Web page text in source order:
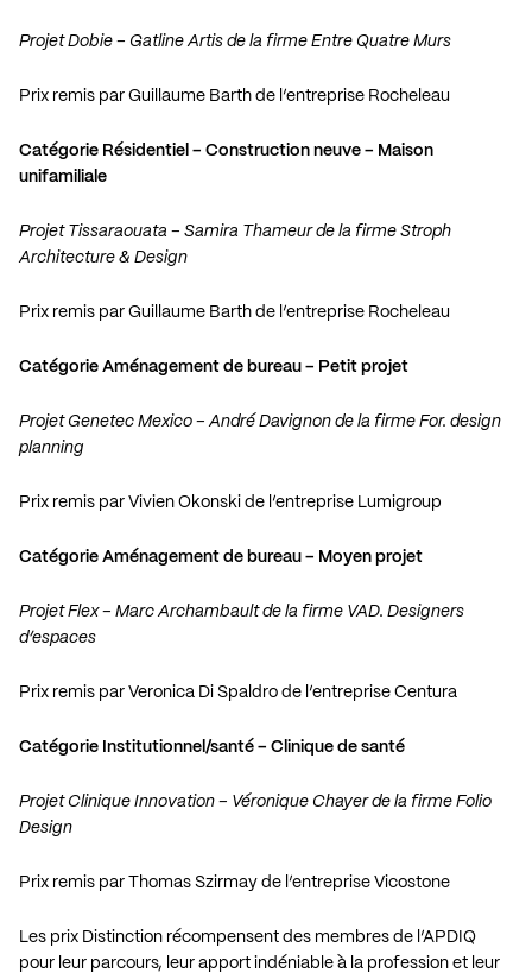
Projet Dobie – Gatline Artis de la firme Entre Quatre Murs
Prix remis par Guillaume Barth de l’entreprise Rocheleau
Catégorie Résidentiel – Construction neuve – Maison
unifamiliale
Projet Tissaraouata – Samira Thameur de la firme Stroph
Architecture & Design
Prix remis par Guillaume Barth de l’entreprise Rocheleau
Catégorie Aménagement de bureau – Petit projet
Projet Genetec Mexico – André Davignon de la firme For. design
planning
Prix remis par Vivien Okonski de l’entreprise Lumigroup
Catégorie Aménagement de bureau – Moyen projet
Projet Flex – Marc Archambault de la firme VAD. Designers
d’espaces
Prix remis par Veronica Di Spaldro de l’entreprise Centura
Catégorie Institutionnel/santé – Clinique de santé
Projet Clinique Innovation – Véronique Chayer de la firme Folio
Design
Prix remis par Thomas Szirmay de l’entreprise Vicostone
Les prix Distinction récompensent des membres de l’APDIQ
pour leur parcours, leur apport indéniable à la profession et leur